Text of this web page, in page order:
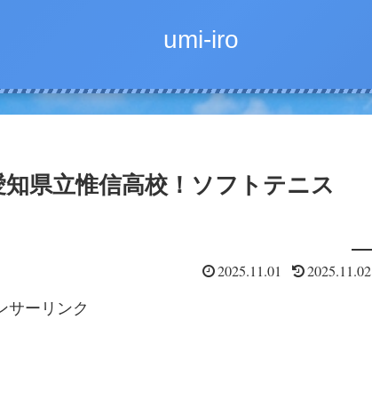
umi-iro
県立惟信高校！ソフトテニス
2025.11.01 2025.11.02
サーリンク